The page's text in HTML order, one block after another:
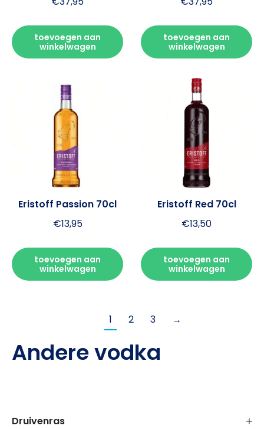
toevoegen aan
winkelwagen
toevoegen aan
winkelwagen
Eristoff Passion 70cl
€13,95
toevoegen aan
winkelwagen
Eristoff Red 70cl
€13,50
toevoegen aan
winkelwagen
1 2 3 →
Andere vodka
Druivenras